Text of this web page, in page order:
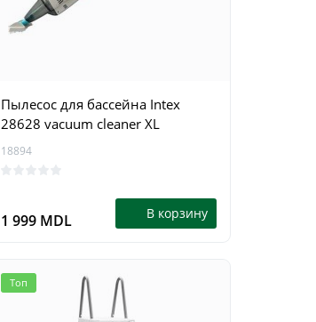
Пылесос для бассейна Intex
28628 vacuum cleaner XL
18894
1 999 MDL В корзину
Топ